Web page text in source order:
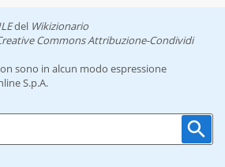
del Wikizionario
Commons Attribuzione-Condividi
sono in alcun modo espressione
S.p.A.